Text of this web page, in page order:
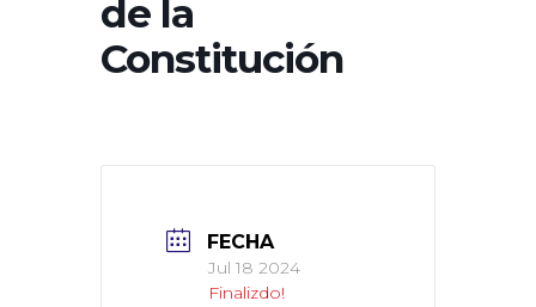
de la
Constitución
FECHA
Jul 18 2024
Finalizdo!